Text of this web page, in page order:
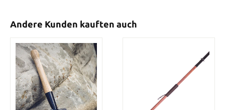
Andere Kunden kauften auch